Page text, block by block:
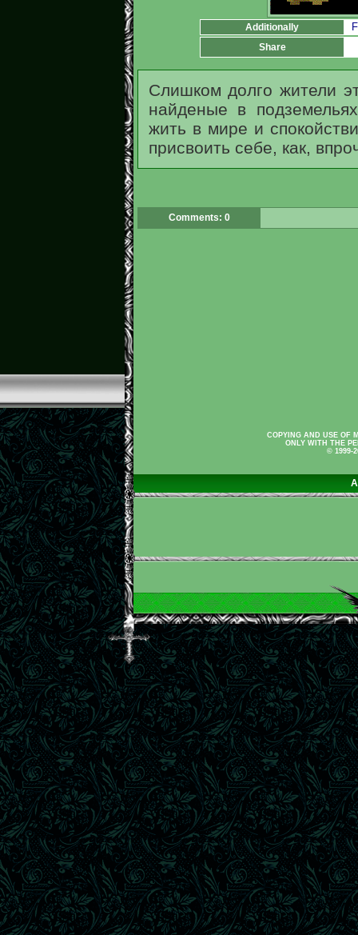
Additionally
Share
Слишком долго жители
найденые в
жить в мире и
присвоить себе, как,
Comments: 0
COPYING AND USE OF
ONLY WITH THE
© 1999-